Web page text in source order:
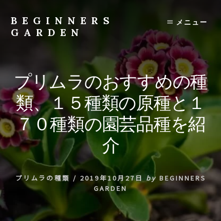
content
BEGINNERS
GARDEN
の
種
類
や
育
て
方
の
紹
介
メニュー
プリムラのおすすめの種
類、１５種類の原種と１
７０種類の園芸品種を紹
介
プリムラの種類 / 2019年10月27日 by BEGINNERS
GARDEN